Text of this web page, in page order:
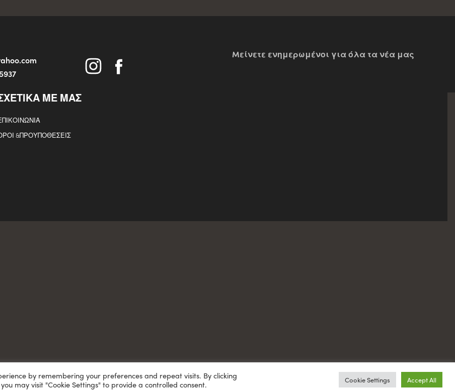
Mείνετε ενημερωμένοι για όλα τα νέα μας
ΜΕ ΜΑΣ
&ΠΡΟΥΠΟΘΕΣΕΙΣ
by remembering your preferences and repeat visits. By clicking
may visit "Cookie Settings" to provide a controlled consent.
Cookie Settings Accept All